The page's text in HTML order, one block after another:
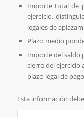
Importe total de
ejercicio,
legales de
Plazo medio
Importe del saldo
cierre del
plazo legal de
Esta información